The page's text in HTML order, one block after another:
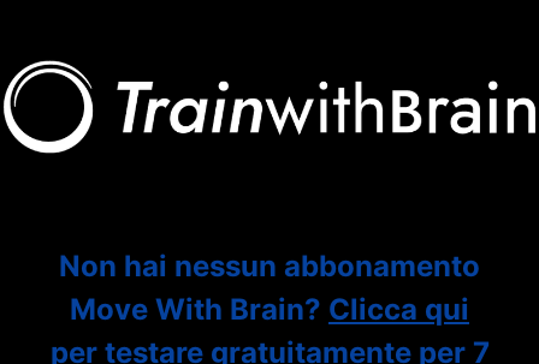
Non hai nessun abbonamento
Move With Brain? Clicca qui
per testare gratuitamente per 7